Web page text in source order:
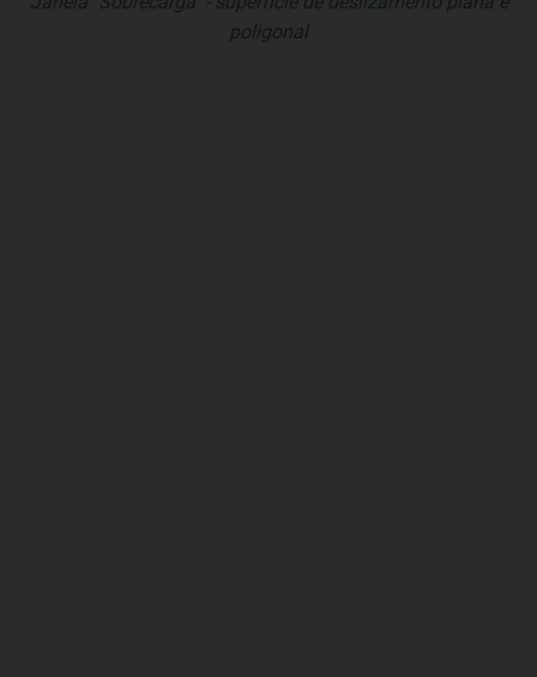
poligonal